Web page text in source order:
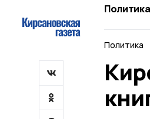
Политика
Политика